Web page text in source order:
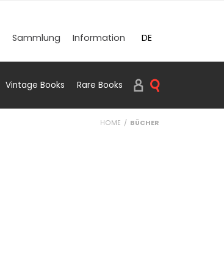
Sammlung Information
DE
EN
Vintage Books Rare Books
SUCHEN BOOKS
HOME BÜCHER